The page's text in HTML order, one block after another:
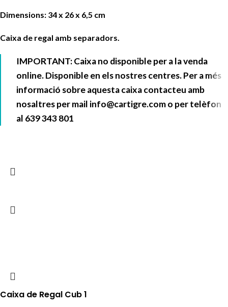
Dimensions: 34 x 26 x 6,5 cm
Caixa de regal amb separadors.
IMPORTANT: Caixa no disponible per a la venda
online. Disponible en els nostres centres. Per a més
informació sobre aquesta caixa contacteu amb
nosaltres per mail info@cartigre.com o per telèfon
al 639 343 801
Caixa de Regal Cub 1